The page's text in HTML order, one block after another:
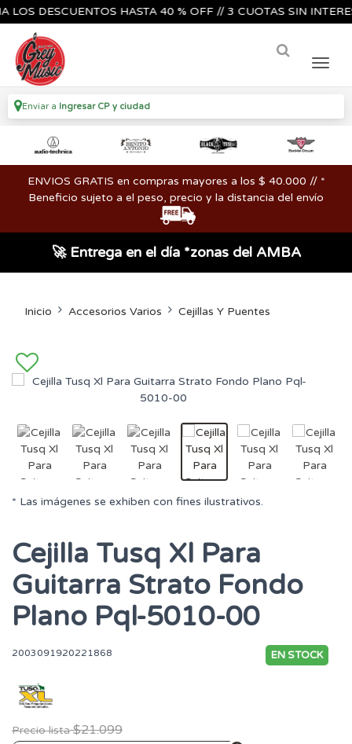
DESCUENTOS HASTA 40 % OFF // 3 CUOTAS SIN
Enviar a Ingresar CP y ciudad
ENVIOS GRATIS en compras mayores a los $ 40.000 // *
Beneficio sujeto a el peso, precio y la distancia del envío
🚀 Entrega en el día *zonas del AMBA
Inicio Accesorios Varios Cejillas Y Puentes
* Las imágenes se exhiben con fines ilustrativos.
Cejilla Tusq Xl Para
Guitarra Strato Fondo
Plano Pql-5010-00
2003091920221868 EN STOCK
Precio lista $21.099